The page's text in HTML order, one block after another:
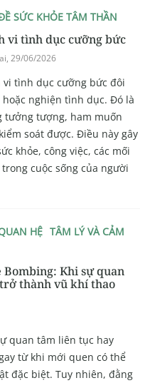
SỨC KHỎE TÂM THẦN
vi tình dục cưỡng bức
29/06/2026
vi tình dục cưỡng bức đôi
nghiện tình dục. Đó là
tưởng tượng, ham muốn
soát được. Điều này gây
khỏe, công việc, các mối
cuộc sống của người
HỆ TÂM LÝ VÀ CẢM
Bombing: Khi sự quan
thành vũ khí thao
quan tâm liên tục hay
từ khi mới quen có thể
đặc biệt. Tuy nhiên, đằng